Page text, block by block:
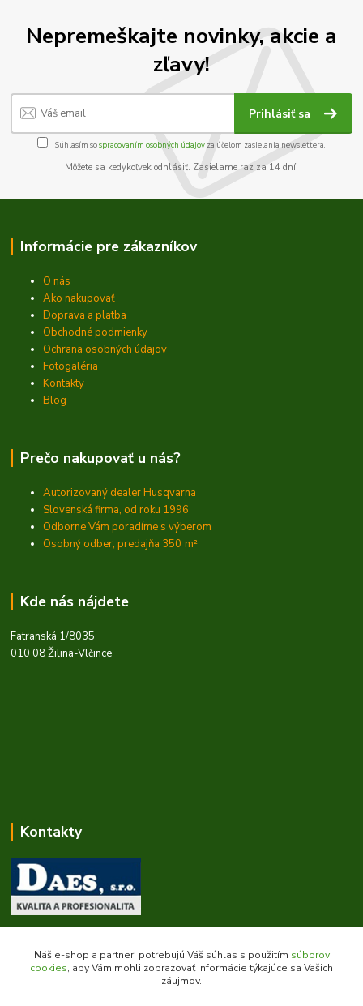
Nepremeškajte novinky, akcie a
zľavy!
Prihlásiť sa
Súhlasím sospracovaním osobných údajov za účelom zasielania newslettera.
Môžete sa kedykoľvek odhlásiť. Zasielame raz za 14 dní.
Informácie pre zákazníkov
O nás
Ako nakupovať
Doprava a platba
Obchodné podmienky
Ochrana osobných údajov
Fotogaléria
Kontakty
Blog
Prečo nakupovať u nás?
Autorizovaný dealer Husqvarna
Slovenská firma, od roku 1996
Odborne Vám poradíme s výberom
Osobný odber, predajňa 350 m²
Kde nás nájdete
Fatranská 1/8035
010 08 Žilina-Vlčince
Kontakty
Zákaznícka podpora daes.sk
+421 903 707 668
(Po-Pia, 8-16 hod.)
Náš e-shop a partneri potrebujú Váš súhlas s použitím súborov
cookies, aby Vám mohli zobrazovať informácie týkajúce sa Vašich
záujmov.